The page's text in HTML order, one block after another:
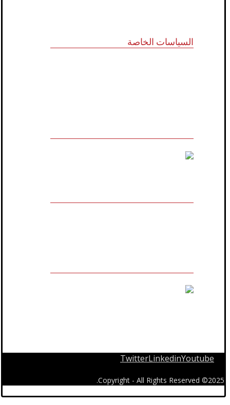
السياسات الخاصة
TwitterLinkedinYoutube
2025© Copyright - All Rights Reserved.